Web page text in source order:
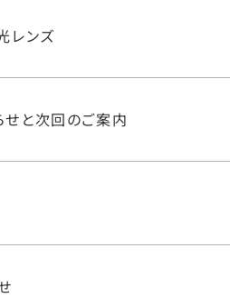
レンズ
と次回のご案内